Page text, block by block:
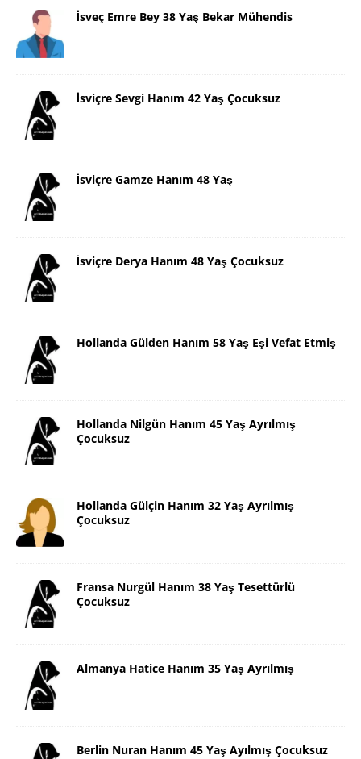
İsveç Emre Bey 38 Yaş Bekar Mühendis
İsviçre Sevgi Hanım 42 Yaş Çocuksuz
İsviçre Gamze Hanım 48 Yaş
İsviçre Derya Hanım 48 Yaş Çocuksuz
Hollanda Gülden Hanım 58 Yaş Eşi Vefat Etmiş
Hollanda Nilgün Hanım 45 Yaş Ayrılmış
Çocuksuz
Hollanda Gülçin Hanım 32 Yaş Ayrılmış
Çocuksuz
Fransa Nurgül Hanım 38 Yaş Tesettürlü
Çocuksuz
Almanya Hatice Hanım 35 Yaş Ayrılmış
Berlin Nuran Hanım 45 Yaş Ayılmış Çocuksuz